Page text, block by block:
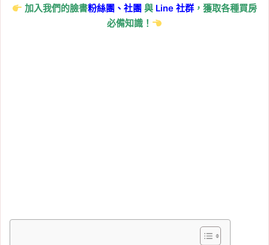
加入我們的臉書粉絲團、社團與 Line社群 ，獲取各種買房
必備知識！